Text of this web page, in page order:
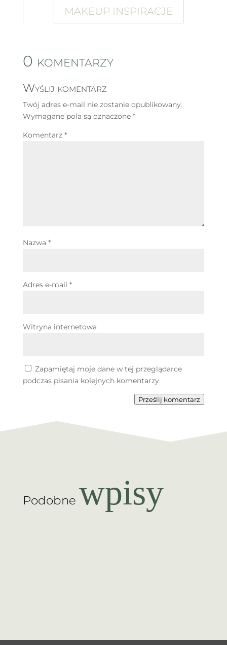
MAKEUP INSPIRACJE
0 komentarzy
Wyślij komentarz
Twój adres e-mail nie zostanie opublikowany.
Wymagane pola są oznaczone *
Komentarz *
Nazwa *
Adres e-mail *
Witryna internetowa
Zapamiętaj moje dane w tej przeglądarce
podczas pisania kolejnych komentarzy.
Prześlij komentarz
Podobne wpisy